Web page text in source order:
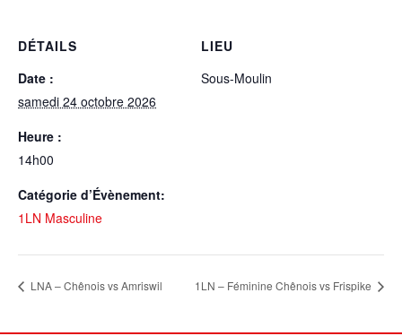
DÉTAILS
Date :
samedi 24 octobre 2026
Heure :
14h00
Catégorie d’Évènement:
1LN Masculine
LIEU
Sous-Moulin
LNA – Chênois vs Amriswil 1LN – Féminine Chênois vs Frispike